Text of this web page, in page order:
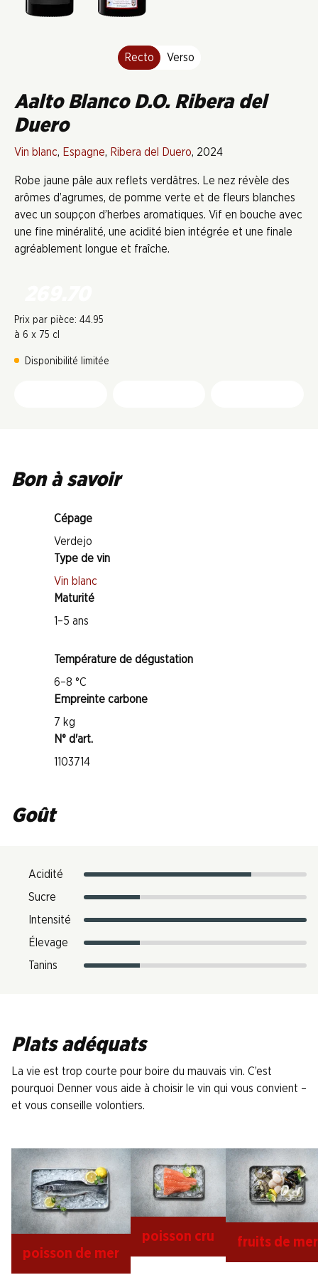
Recto Verso
Aalto Blanco D.O. Ribera del
Duero
Vin blanc, Espagne, Ribera del Duero, 2024
Robe jaune pâle aux reflets verdâtres. Le nez révèle des
arômes d’agrumes, de pomme verte et de fleurs blanches
avec un soupçon d’herbes aromatiques. Vif en bouche avec
une fine minéralité, une acidité bien intégrée et une finale
agréablement longue et fraîche.
Prix par pièce: 44.95
à 6 x 75 cl
Disponibilité limitée
Bon à savoir
Cépage
Verdejo
Type de vin
Vin blanc
Maturité
1–5 ans
Température de dégustation
6–8 °C
Empreinte carbone
7 kg
N° d'art.
1103714
Goût
Acidité
Sucre
Intensité
Élevage
Tanins
Plats adéquats
La vie est trop courte pour boire du mauvais vin. C’est
pourquoi Denner vous aide à choisir le vin qui vous convient –
et vous conseille volontiers.
poisson de mer
poisson cru fruits de mer